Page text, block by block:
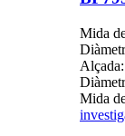
Mida
Mida